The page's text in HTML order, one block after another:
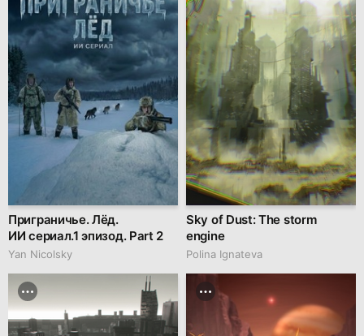
Приграничье. Лёд.
ИИ сериал.1 эпизод. Part 2
Yan Nicolsky
Sky of Dust: The storm
engine
Polina Ignateva